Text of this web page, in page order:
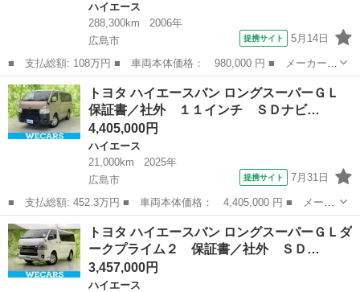
ハイエース
288,300km
2006年
広島市
提携サイト 5月14日
■ 支払総額: 108万円 ■ 車両本体価格： 980,000 円 ■ メーカー
名： トヨタ ■ 車種名： ハイエースバン ■ グレード名： ロン
グスーパーＧＬ Ｔベルチェーン キーレス ４型フェイス ドラレ
コ 社外ナビ ...
広島 広島市 ハイエース
トヨタ ハイエースバン ロングスーパーＧＬ
保証書／社外 １１インチ ＳＤナビ…
4,405,000円
ハイエース
21,000km
2025年
広島市
提携サイト 7月31日
■ 支払総額: 452.3万円 ■ 車両本体価格： 4,405,000 円 ■ メーカ
ー名： トヨタ ■ 車種名： ハイエースバン ■ グレード名： ロ
ングスーパーＧＬ 保証書／社外 １１インチ ＳＤナビ／デジタル
インナー...
広島 広島市 ハイエース
トヨタ ハイエースバン ロングスーパーＧＬダ
ークプライム２ 保証書／社外 ＳＤ…
3,457,000円
ハイエース